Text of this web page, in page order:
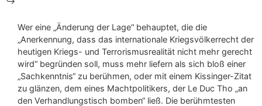
Wer eine „Änderung der Lage“ behauptet, die die
„Anerkennung, dass das internationale Kriegsvölkerrecht der
heutigen Kriegs- und Terrorismusrealität nicht mehr gerecht
wird“ begründen soll, muss mehr liefern als sich bloß einer
„Sachkenntnis“ zu berühmen, oder mit einem Kissinger-Zitat
zu glänzen, dem eines Machtpolitikers, der Le Duc Tho „an
den Verhandlungstisch bomben“ ließ. Die berühmtesten